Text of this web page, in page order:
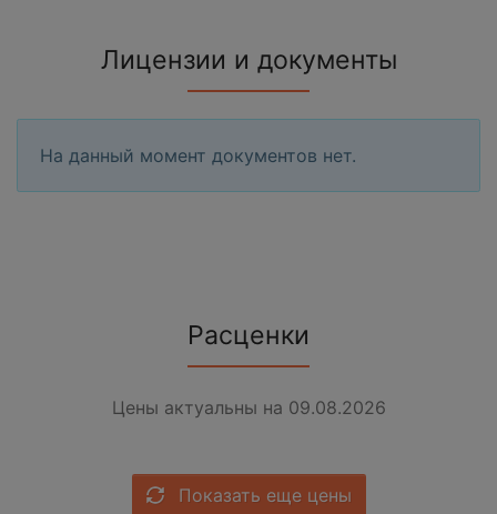
Лицензии и документы
На данный момент документов нет.
Расценки
Цены актуальны на 09.08.2026
Показать еще цены